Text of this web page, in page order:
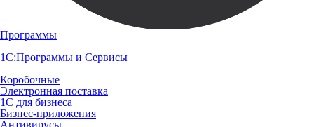
Программы
1С:Программы и Сервисы
Коробочные
Электронная поставка
1С для бизнеса
Бизнес-приложения